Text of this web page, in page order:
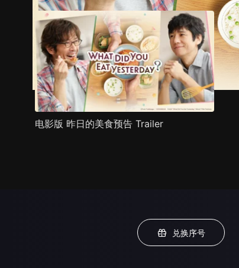
电影版 昨日的美食预告 Trailer
兑换序号